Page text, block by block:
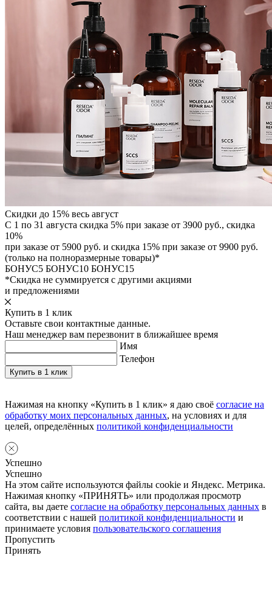
Скидки до 15% весь август
С 1 по 31 августа скидка 5% при заказе от 3900 руб., скидка
10%
при заказе от 5900 руб. и скидка 15% при заказе от 9900 руб.
(только на полноразмерные товары)*
БОНУС5 БОНУС10 БОНУС15
*Скидка не суммируется с другими акциями
и предложениями
Купить в 1 клик
Оставьте свои контактные данные.
Наш менеджер вам перезвонит в ближайшее время
Имя
Телефон
Нажимая на кнопку «Купить в 1 клик» я даю своё согласие на
обработку моих персональных данных, на условиях и для
целей, определённых политикой конфиденциальности
Успешно
Успешно
На этом сайте используются файлы cookie и Яндекс. Метрика.
Нажимая кнопку «ПРИНЯТЬ» или продолжая просмотр
сайта, вы даете согласие на обработку персональных данных в
соответствии с нашей политикой конфиденциальности и
принимаете условия пользовательского соглашения
Пропустить
Принять